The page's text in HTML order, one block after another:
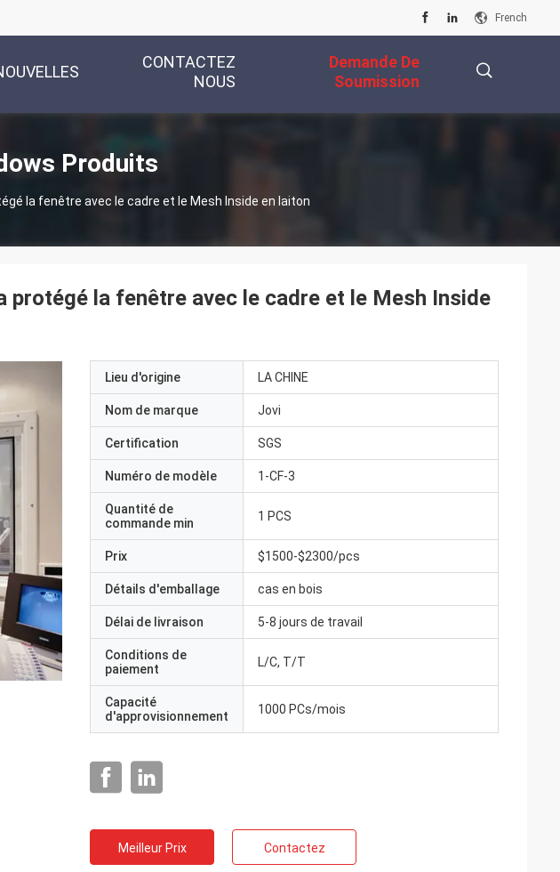
French
CONTACTEZ
NOUS
Demande De
Soumission
Produits
la fenêtre avec le cadre et le Mesh Inside en laiton
protégé la fenêtre avec le cadre et le Mesh Inside
Lieu d'origine LA CHINE
Nom de marque Jovi
Certification SGS
Numéro de modèle 1-CF-3
Quantité de
commande min
1 PCS
Prix $1500-$2300/pcs
Détails d'emballage cas en bois
Délai de livraison 5-8 jours de travail
Conditions de
paiement
L/C, T/T
Capacité
d'approvisionnement
1000 PCs/mois
Meilleur Prix Contactez